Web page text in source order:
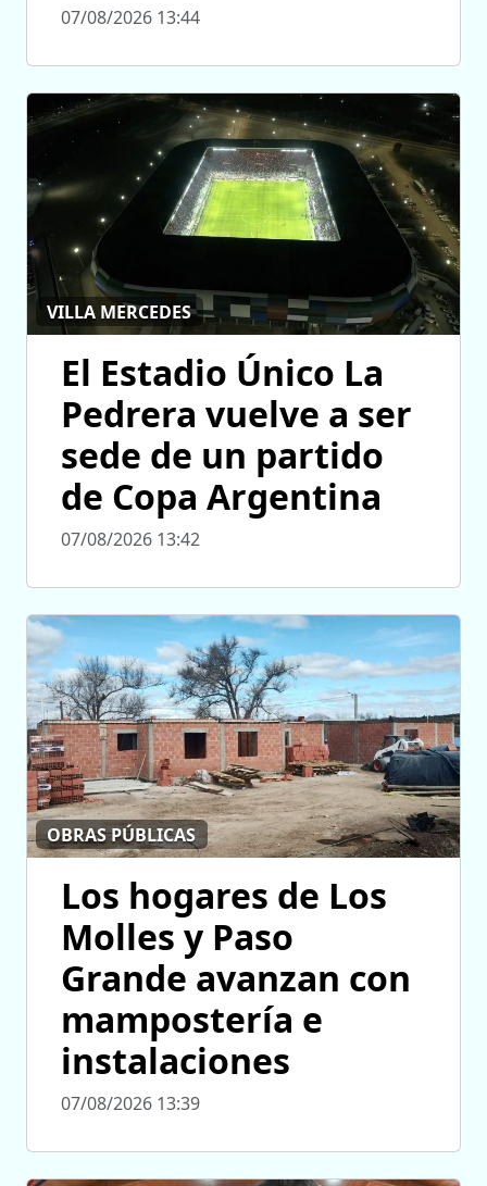
07/08/2026 13:44
VILLA MERCEDES
El Estadio Único La
Pedrera vuelve a ser
sede de un partido
de Copa Argentina
07/08/2026 13:42
OBRAS PÚBLICAS
Los hogares de Los
Molles y Paso
Grande avanzan con
mampostería e
instalaciones
07/08/2026 13:39